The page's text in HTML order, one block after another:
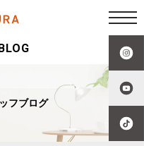
フブログ